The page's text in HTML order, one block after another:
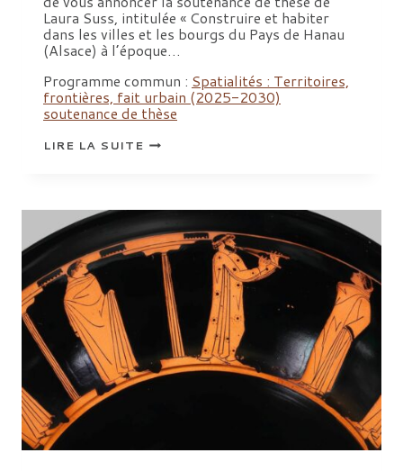
Laura Suss, intitulée « Construire et habiter
dans les villes et les bourgs du Pays de Hanau
(Alsace) à l’époque…
Programme commun : Spatialités : Territoires,
frontières, fait urbain (2025-2030)
soutenance de thèse
LIRE LA SUITESOUTENANCE
DE
« CONSTRUIRE
ET
HABITER
DANS
LES
VILLES
LES
BOURGS
PAYS
DE
HANAU
(ALSACE)